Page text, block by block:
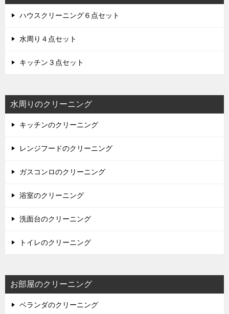
ハウスクリーニング６点セット
水周り４点セット
キッチン３点セット
水周りのクリーニング
キッチンのクリーニング
レンジフードのクリーニング
ガスコンロのクリーニング
浴室のクリーニング
洗面台のクリーニング
トイレのクリーニング
お部屋のクリーニング
ベランダのクリーニング